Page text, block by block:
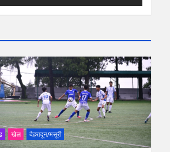
खेल देहरादून/मसूरी